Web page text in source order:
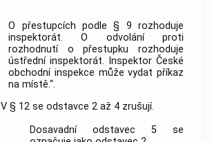
O přestupcích podle § 9 rozhoduje
inspektorát. O odvolání proti
rozhodnutí o přestupku rozhoduje
ústřední inspektorát. Inspektor České
obchodní inspekce může vydat příkaz
na místě.“.
V § 12 se odstavce 2 až 4 zrušují.
Dosavadní odstavec 5 se